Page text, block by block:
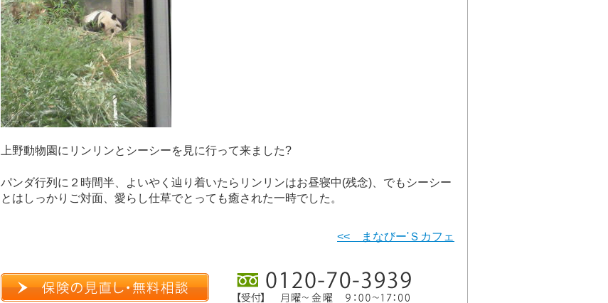
上野動物園にリンリンとシーシーを見に行って来ました?
パンダ行列に２時間半、よいやく辿り着いたらリンリンはお昼寝中(残念)、でもシーシー
とはしっかりご対面、愛らし仕草でとっても癒された一時でした。
<< まなびー'Ｓカフェ